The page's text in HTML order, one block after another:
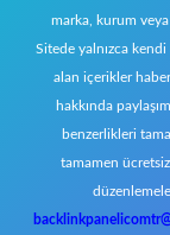
marka, kurum veya
Sitede yalnızca kendi
alan içerikler
hakkında
benzerlikleri
tamamen